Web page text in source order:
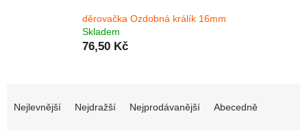
děrovačka Ozdobná králík 16mm
Skladem
76,50 Kč
Nejlevnější Nejdražší Nejprodávanější Abecedně